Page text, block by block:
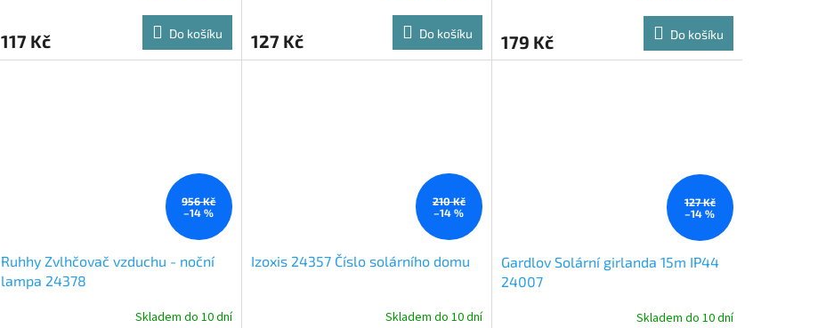
117 Kč Do košíku 127 Kč Do košíku 179 Kč Do košíku
956 Kč
–14 %
Ruhhy Zvlhčovač vzduchu - noční
lampa 24378
Skladem do 10 dní
210 Kč
–14 %
Izoxis 24357 Číslo solárního domu
Skladem do 10 dní
127 Kč
–14 %
Gardlov Solární girlanda 15m IP44
24007
Skladem do 10 dní